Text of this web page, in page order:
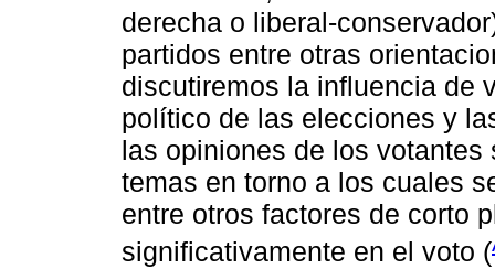
derecha o liberal-
partidos entre otras
discutiremos la influencia de
político de las elecciones y
las opiniones de los
temas en torno a los cuales
entre otros factores de corto
significativamente en el voto (